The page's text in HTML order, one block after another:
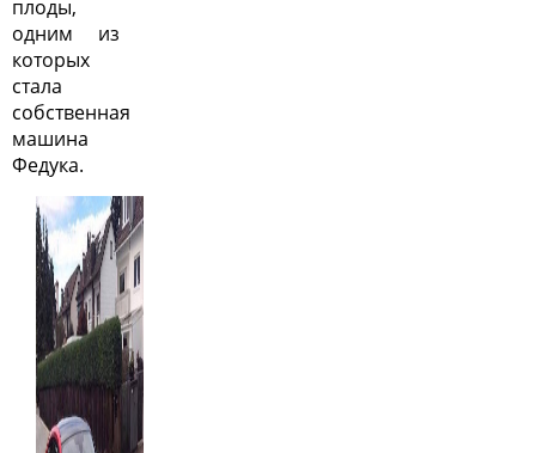
плоды,
одним из
которых
стала
собственная
машина
Федука.